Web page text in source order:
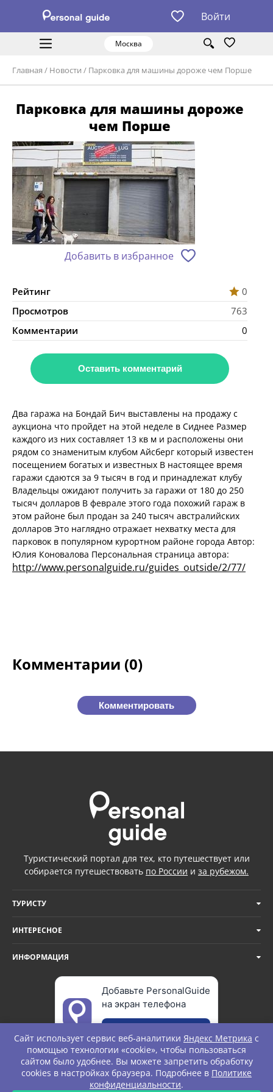
Войти
Москва
Главная / Новости / Парковка для машины дороже чем Порше
Парковка для машины дороже
чем Порше
Добавить в избранное
Рейтинг
0
Просмотров
763
Комментарии
0
Оставить комментарий
Два гаража на Бондай Бич выставлены на продажу с
аукциона что пройдет на этой неделе в Сиднее Размер
каждого из них составляет 13 кв м и расположены они
рядом со знаменитым клубом Айсберг который известен
посещением богатых и известных В настоящее время
гаражи сдаются за 9 тысяч в год и принадлежат клубу
Владельцы ожидают получить за гаражи от 180 до 250
тысяч долларов В феврале этого года похожий гараж в
этом районе был продан за 240 тысяч австралийских
долларов Это наглядно отражает нехватку места для
парковок в популярном курортном районе города Автор:
Юлия Коновалова Персональная страница автора:
http://www.personalguide.ru/guides_outside/2/77/
Комментарии (0)
Комментировать
Туристический портал для тех, кто путешествует или
собирается путешествовать по России и за рубежом.
ТУРИСТУ
ИНТЕРЕСНОЕ
ИНФОРМАЦИЯ
Добавьте PersonalGuide
на экран телефона
© Personal Guide. All rights Reserved.
Сайт использует сервис веб-аналитики Яндекс Метрика с
помощью технологии «cookie», чтобы пользоваться
сайтом было удобнее. Вы можете запретить обработку
cookies в настройках браузера. Подробнее в Политике
конфиденциальности.